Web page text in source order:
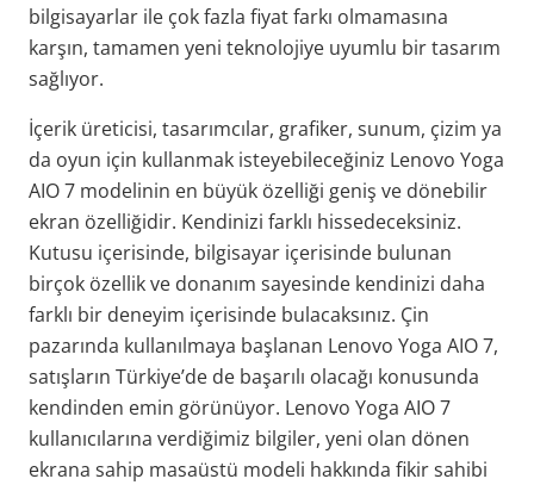
bilgisayarlar ile çok fazla fiyat farkı olmamasına
karşın, tamamen yeni teknolojiye uyumlu bir tasarım
sağlıyor.
İçerik üreticisi, tasarımcılar, grafiker, sunum, çizim ya
da oyun için kullanmak isteyebileceğiniz Lenovo Yoga
AIO 7 modelinin en büyük özelliği geniş ve dönebilir
ekran özelliğidir. Kendinizi farklı hissedeceksiniz.
Kutusu içerisinde, bilgisayar içerisinde bulunan
birçok özellik ve donanım sayesinde kendinizi daha
farklı bir deneyim içerisinde bulacaksınız. Çin
pazarında kullanılmaya başlanan Lenovo Yoga AIO 7,
satışların Türkiye’de de başarılı olacağı konusunda
kendinden emin görünüyor. Lenovo Yoga AIO 7
kullanıcılarına verdiğimiz bilgiler, yeni olan dönen
ekrana sahip masaüstü modeli hakkında fikir sahibi